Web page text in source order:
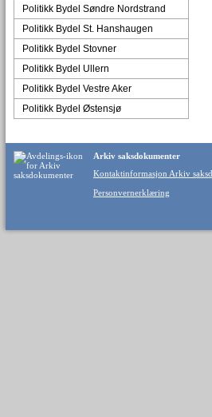
Politikk Bydel Søndre Nordstrand
Politikk Bydel St. Hanshaugen
Politikk Bydel Stovner
Politikk Bydel Ullern
Politikk Bydel Vestre Aker
Politikk Bydel Østensjø
Arkiv saksdokumenter
Kontaktinformasjon Arkiv
Personvernerklæring